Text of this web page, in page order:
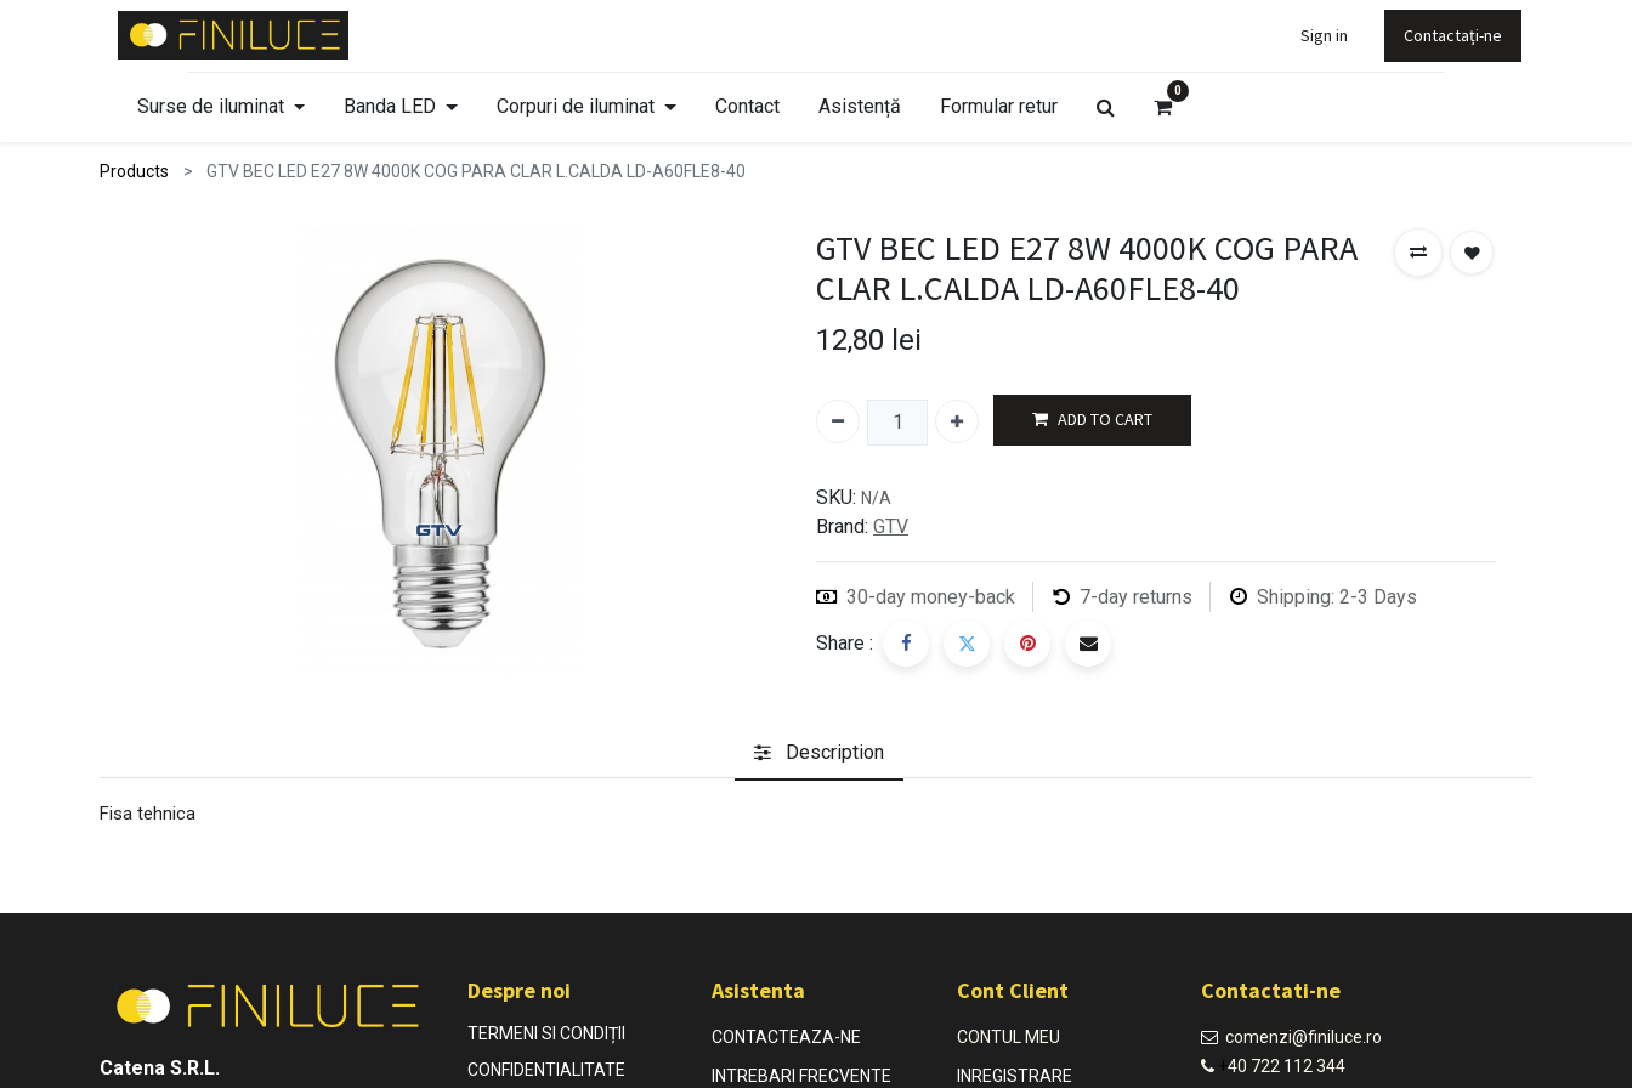
Sign in Contactați-ne
Surse de iluminat Banda LED Corpuri de iluminat Contact Asistență Formular retur
0
Products GTV BEC LED E27 8W 4000K COG PARA CLAR L.CALDA LD-A60FLE8-40
GTV BEC LED E27 8W 4000K COG PARA
CLAR L.CALDA LD-A60FLE8-40
12,80 lei
ADD TO CART
SKU: N/A
Brand: GTV
30-day money-back 7-day returns
Shipping: 2-3 Days
Share :
Description
Fisa tehnica
Catena S.R.L.
Despre noi
TERMENI SI CONDIȚII
CONFIDENTIALITATE
Asistenta
CONTACTEAZA-NE
INTREBARI FRECVENTE
Cont Client
CONTUL MEU
INREGISTRARE
Contactati-ne
comenzi@finiluce.ro​
+40 722 112 344